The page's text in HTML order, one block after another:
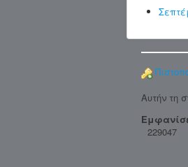
Αυτήν τη
229047